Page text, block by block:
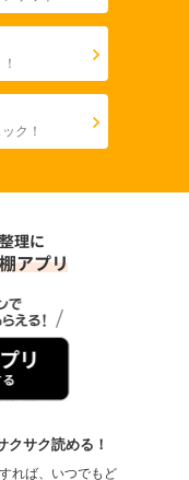
ク！
クサク読める！
れば、いつでもど